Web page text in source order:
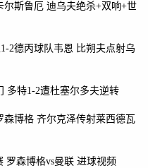
尔斯鲁厄 迪乌夫绝杀+双响+世
2德丙球队韦恩 比朔夫点射乌
多特1-2遭杜塞尔多夫逆转
森博格 齐尔克泽传射莱西德瓦
罗森博格vs曼联 进球视频